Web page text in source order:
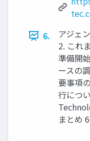
6.
アジェ
2. これ
準備開
ースの
要事項
行につ
まとめ 6